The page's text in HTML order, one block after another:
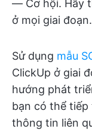
— Cơ hội. Hãy
ở mọi giai đoạn.
Sử dụng mẫu
ClickUp ở giai
hướng phát
bạn có thể tiếp
thông tin liên